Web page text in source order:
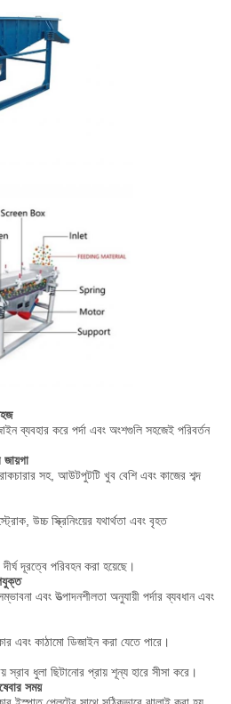
ব্যবহার করে পর্দা এবং অংশগুলি সহজেই পরিবর্তন
জায়গা
সহ, আউটপুটটি খুব বেশি এবং কাজের শব্দ
উচ্চ স্ক্রিনিংয়ের যথার্থতা এবং বৃহত
দূরত্বে পরিবহন করা হয়েছে।
এবং উত্পাদনশীলতা অনুযায়ী পর্দার ব্যবধান এবং
এবং কাঠামো ডিজাইন করা যেতে পারে।
স্রাব ধুলা ছিটানোর প্রায় শূন্য হারে সীসা করে।
সময়